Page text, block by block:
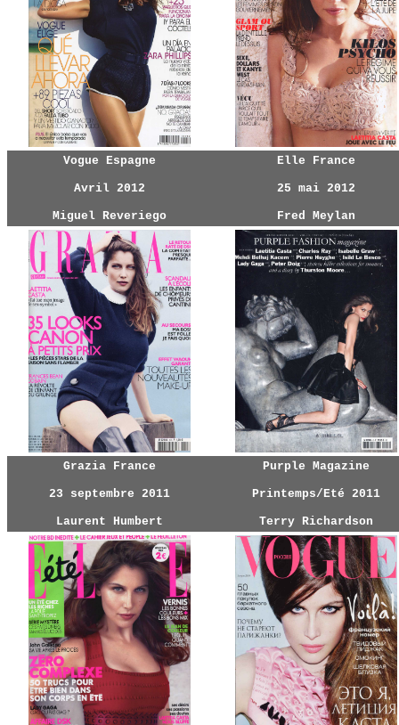
Vogue Espagne
Avril 2012
Miguel Reveriego
Elle France
25 mai 2012
Fred Meylan
Grazia France
23 septembre 2011
Laurent Humbert
Purple Magazine
Printemps/Eté 2011
Terry Richardson